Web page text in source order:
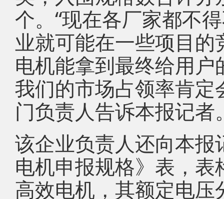
个。“现在各厂家都不
业就可能在一些项目
电机能拿到最终给用
我们的市场占领率肯
门负责人告诉本报记者
该企业负责人还向本
电机申报规格》表，
高效电机，其额定电